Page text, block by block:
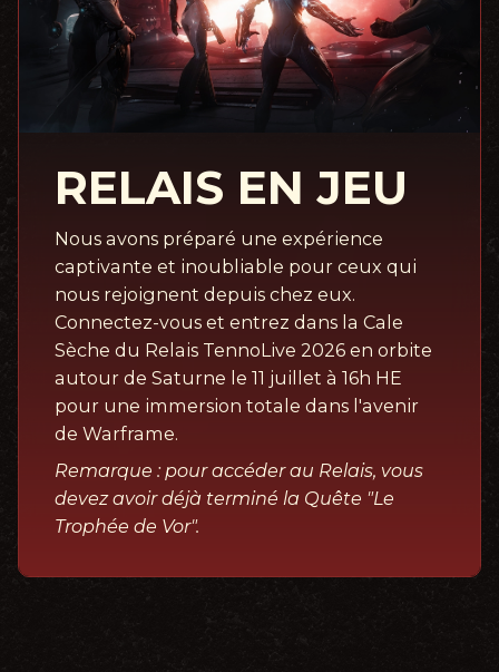
RELAIS EN JEU
Nous avons préparé une expérience
captivante et inoubliable pour ceux qui
nous rejoignent depuis chez eux.
Connectez-vous et entrez dans la Cale
Sèche du Relais TennoLive 2026 en orbite
autour de Saturne le 11 juillet à 16h HE
pour une immersion totale dans l'avenir
de Warframe.
Remarque : pour accéder au Relais, vous
devez avoir déjà terminé la Quête "Le
Trophée de Vor".